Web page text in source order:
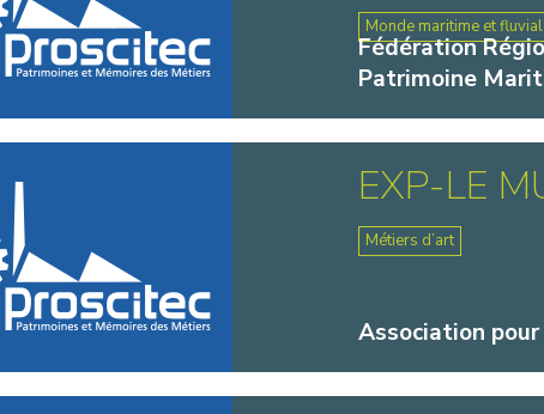
Fédération
Patrimoine
Monde maritime et fluvial
EXP-LE
Association pour
Métiers d’art